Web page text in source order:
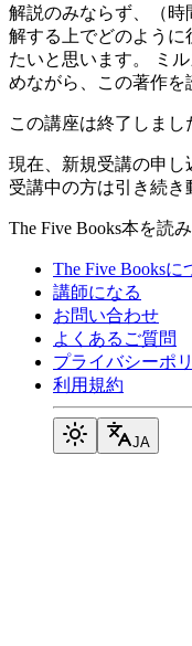
解説のみならず、（
解する上でどのように
たいと思います。 ミ
めながら、この著作を
この講座は終了しまし
現在、新規受講の申し
受講中の方は引き続き
The Five Books本を読
The Five Booksに
講師になる
お問い合わせ
よくあるご質問
プライバシーポ
利用規約
JA